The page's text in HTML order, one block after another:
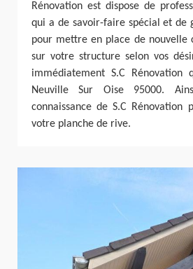
Rénovation est dispose de
qui a de savoir-faire spécial et de
pour mettre en place de nouvelle
sur votre structure selon vos
immédiatement S.C Rénovation
Neuville Sur Oise 95000.
connaissance de S.C
votre planche de rive.